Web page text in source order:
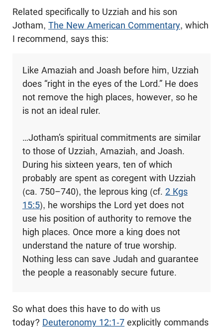
Related specifically to Uzziah and his son
Jotham, The New American Commentary, which
I recommend, says this:
Like Amaziah and Joash before him, Uzziah
does “right in the eyes of the Lord.” He does
not remove the high places, however, so he
is not an ideal ruler.
…Jotham’s spiritual commitments are similar
to those of Uzziah, Amaziah, and Joash.
During his sixteen years, ten of which
probably are spent as coregent with Uzziah
(ca. 750–740), the leprous king (cf. 2 Kgs
15:5), he worships the Lord yet does not
use his position of authority to remove the
high places. Once more a king does not
understand the nature of true worship.
Nothing less can save Judah and guarantee
the people a reasonably secure future.
So what does this have to do with us
today? Deuteronomy 12:1-7 explicitly commands